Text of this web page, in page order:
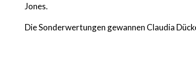
Jones.
Die Sonderwertungen gewannen Claudia